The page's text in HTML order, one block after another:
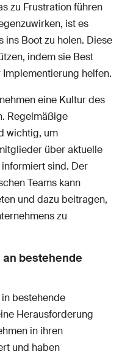
zu Frustration führen
ist es
ins Boot zu holen. Diese
indem sie Best
helfen.
eine Kultur des
Regelmäßige
wichtig, um
über aktuelle
sind. Der
Teams kann
und dazu beitragen,
zu
bestehende
bestehende
Herausforderung
in ihren
und haben